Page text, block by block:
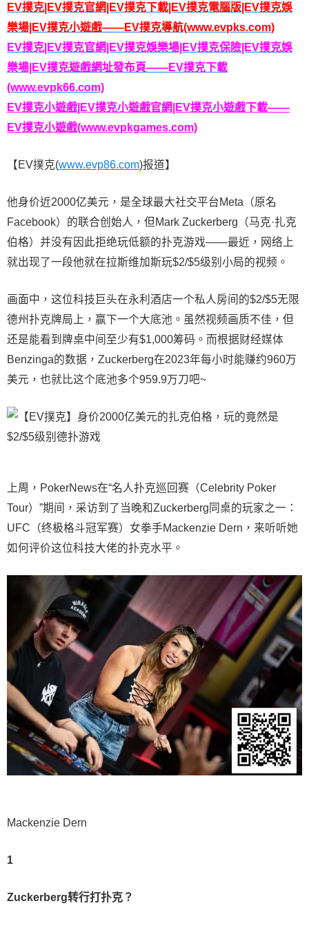
EV撲克|EV撲克官網|EV撲克下載|EV撲克電腦版|EV撲克娛
樂場|EV撲克小遊戲——EV撲克導航(www.evpks.com)
EV撲克|EV撲克官網|EV撲克娛樂場|EV撲克保險|EV撲克娛
樂場|EV撲克遊戲網址發布頁——EV撲克下載
(www.evpk66.com)
EV撲克小遊戲|EV撲克小遊戲官網|EV撲克小遊戲下載——
EV撲克小遊戲(www.evpkgames.com)
【EV撲克(www.evp86.com)报道】
他身价近2000亿美元，是全球最大社交平台Meta（原名
Facebook）的联合创始人，但Mark Zuckerberg（马克·扎克
伯格）并没有因此拒绝玩低额的扑克游戏——最近，网络上
就出现了一段他就在拉斯维加斯玩$2/$5级别小局的视频。
画面中，这位科技巨头在永利酒店一个私人房间的$2/$5无限
德州扑克牌局上，赢下一个大底池。虽然视频画质不佳，但
还是能看到牌桌中间至少有$1,000筹码。而根据财经媒体
Benzinga的数据，Zuckerberg在2023年每小时能赚约960万
美元，也就比这个底池多个959.9万刀吧~
上周，PokerNews在“名人扑克巡回赛（Celebrity Poker
Tour）”期间，采访到了当晚和Zuckerberg同桌的玩家之一：
UFC（终极格斗冠军赛）女拳手Mackenzie Dern，来听听她
如何评价这位科技大佬的扑克水平。
Mackenzie Dern
1
Zuckerberg转行打扑克？